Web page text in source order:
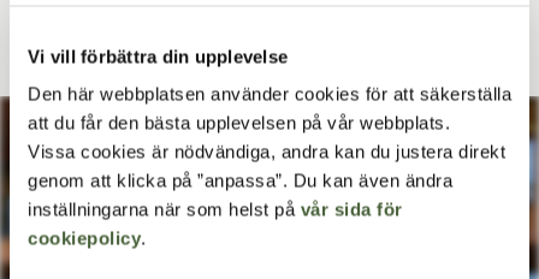
Vi vill förbättra din upplevelse
Den här webbplatsen använder cookies för att säkerställa
att du får den bästa upplevelsen på vår webbplats.
Vissa cookies är nödvändiga, andra kan du justera direkt
genom att klicka på ”anpassa”. Du kan även ändra
inställningarna när som helst på vår sida för
cookiepolicy.
Relaterade artiklar